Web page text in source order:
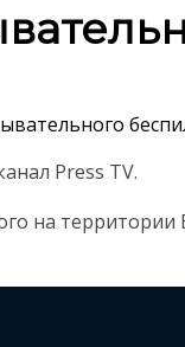
Press TV.
на территории